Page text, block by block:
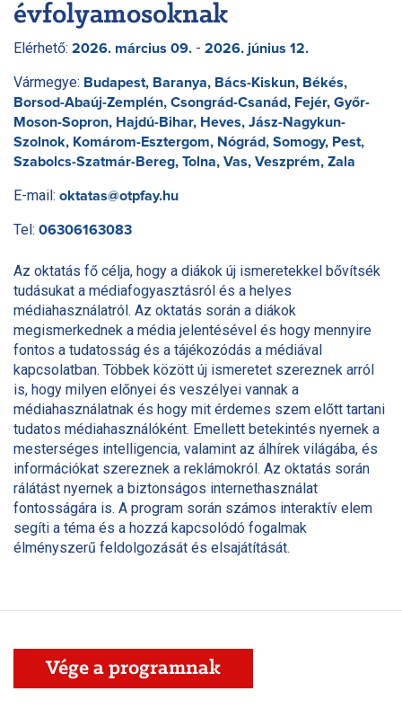
évfolyamosoknak
Elérhető: 2026. március 09. - 2026. június 12.
Vármegye: Budapest, Baranya, Bács-Kiskun, Békés,
Borsod-Abaúj-Zemplén, Csongrád-Csanád, Fejér, Győr-
Moson-Sopron, Hajdú-Bihar, Heves, Jász-Nagykun-
Szolnok, Komárom-Esztergom, Nógrád, Somogy, Pest,
Szabolcs-Szatmár-Bereg, Tolna, Vas, Veszprém, Zala
E-mail: oktatas@otpfay.hu
Tel: 06306163083
Az oktatás fő célja, hogy a diákok új ismeretekkel bővítsék
tudásukat a médiafogyasztásról és a helyes
médiahasználatról. Az oktatás során a diákok
megismerkednek a média jelentésével és hogy mennyire
fontos a tudatosság és a tájékozódás a médiával
kapcsolatban. Többek között új ismeretet szereznek arról
is, hogy milyen előnyei és veszélyei vannak a
médiahasználatnak és hogy mit érdemes szem előtt tartani
tudatos médiahasználóként. Emellett betekintés nyernek a
mesterséges intelligencia, valamint az álhírek világába, és
információkat szereznek a reklámokról. Az oktatás során
rálátást nyernek a biztonságos internethasználat
fontosságára is. A program során számos interaktív elem
segíti a téma és a hozzá kapcsolódó fogalmak
élményszerű feldolgozását és elsajátítását.
Vége a programnak